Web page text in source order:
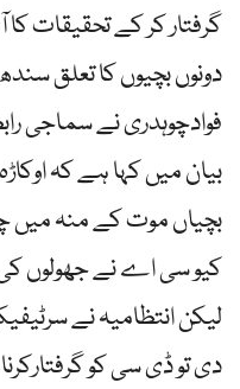
گرفتار کر کے تحقیقات
دونوں بچیوں کا تعلق
فوادچوہدری نے سماجی
بیان میں کہا ہے کہ
بچیاں موت کے منہ میں
کیو سی اے نے جھولوں
لیکن انتظامیہ نے
دی تو ڈی سی کو گرفتارکرنا